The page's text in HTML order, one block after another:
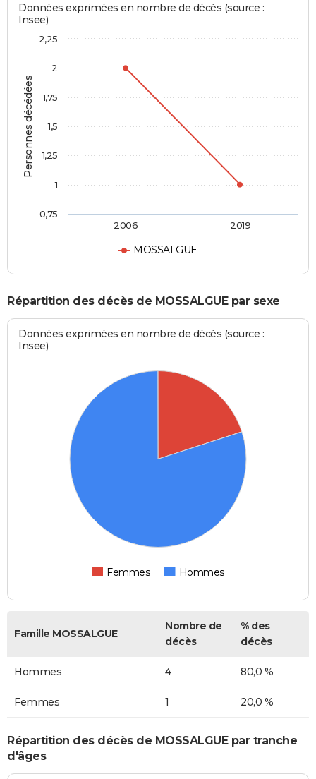
Personnes décédées
Données exprimées en nombre de décès (source :
Insee)
MOSSALGUE
2006 2019
0,75
1
1,25
1,5
1,75
2
2,25
Répartition des décès de MOSSALGUE par sexe
Données exprimées en nombre de décès (source :
Insee)
Femmes Hommes
Famille MOSSALGUE
Nombre de
décès
% des
décès
Hommes 4 80,0 %
Femmes 1 20,0 %
Répartition des décès de MOSSALGUE par tranche
d'âges